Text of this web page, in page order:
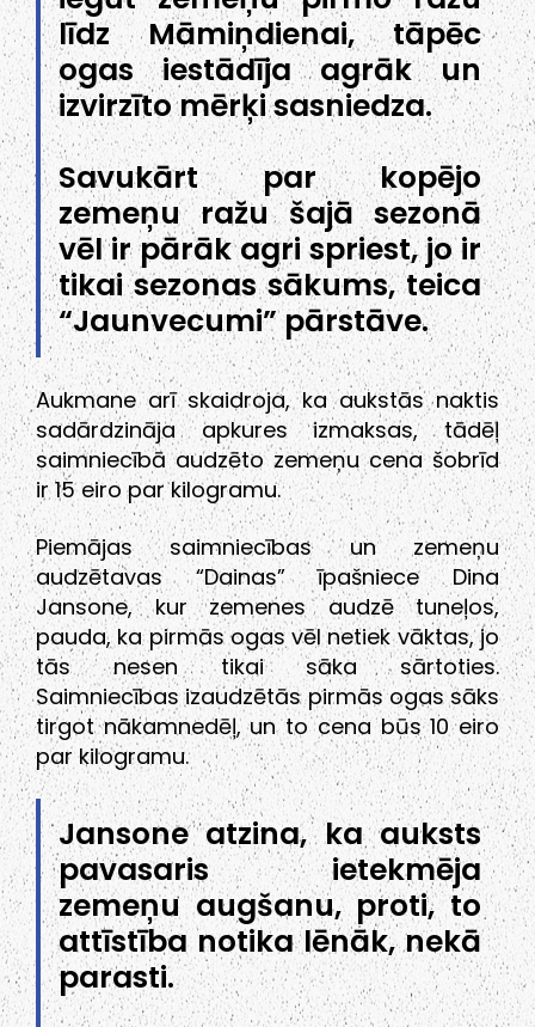
līdz Māmiņdienai, tāpēc
ogas iestādīja agrāk un
izvirzīto mērķi sasniedza.
Savukārt par kopējo
zemeņu ražu šajā sezonā
vēl ir pārāk agri spriest, jo ir
tikai sezonas sākums, teica
“Jaunvecumi” pārstāve.
Aukmane arī skaidroja, ka aukstās naktis
sadārdzināja apkures izmaksas, tādēļ
saimniecībā audzēto zemeņu cena šobrīd
ir 15 eiro par kilogramu.
Piemājas saimniecības un zemeņu
audzētavas “Dainas” īpašniece Dina
Jansone, kur zemenes audzē tuneļos,
pauda, ka pirmās ogas vēl netiek vāktas, jo
tās nesen tikai sāka sārtoties.
Saimniecības izaudzētās pirmās ogas sāks
tirgot nākamnedēļ, un to cena būs 10 eiro
par kilogramu.
Jansone atzina, ka auksts
pavasaris ietekmēja
zemeņu augšanu, proti, to
attīstība notika lēnāk, nekā
parasti.